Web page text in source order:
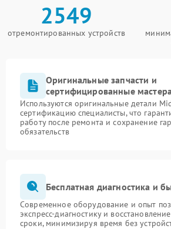
2549
отремонтированных устройств
Оригинальные запчасти и
сертифицированные
Используются оригинальные детали
сертификацию специалисты, что
работу после ремонта и сохранение
обязательств
Бесплатная диагностика и
Современное оборудование и опыт
экспресс-диагностику и
сроки, минимизируя время без